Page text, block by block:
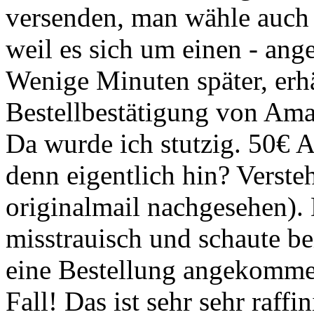
versenden, man wähle
weil es sich um einen -
Wenige Minuten später,
Bestellbestätigung von
Da wurde ich stutzig. 50€
denn eigentlich hin?
originalmail
misstrauisch und schaute
eine Bestellung
Fall! Das ist sehr sehr